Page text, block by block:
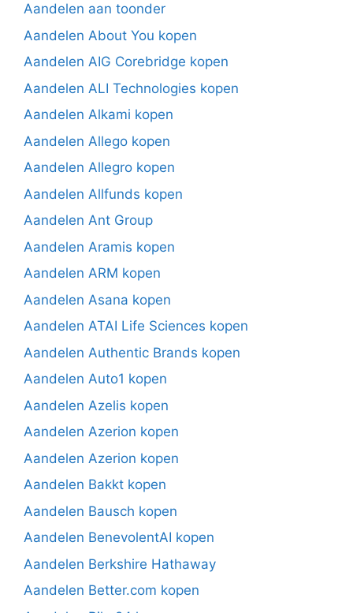
Aandelen aan toonder
Aandelen About You kopen
Aandelen AIG Corebridge kopen
Aandelen ALI Technologies kopen
Aandelen Alkami kopen
Aandelen Allego kopen
Aandelen Allegro kopen
Aandelen Allfunds kopen
Aandelen Ant Group
Aandelen Aramis kopen
Aandelen ARM kopen
Aandelen Asana kopen
Aandelen ATAI Life Sciences kopen
Aandelen Authentic Brands kopen
Aandelen Auto1 kopen
Aandelen Azelis kopen
Aandelen Azerion kopen
Aandelen Azerion kopen
Aandelen Bakkt kopen
Aandelen Bausch kopen
Aandelen BenevolentAI kopen
Aandelen Berkshire Hathaway
Aandelen Better.com kopen